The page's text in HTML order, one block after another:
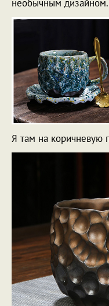
необычным дизайном.
Я там на коричневую